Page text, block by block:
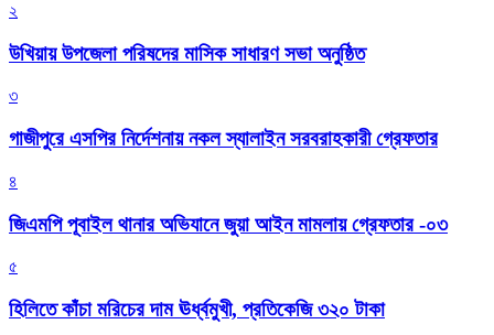
২
উখিয়ায় উপজেলা পরিষদের মাসিক সাধারণ সভা অনুষ্ঠিত
৩
গাজীপুরে এসপির নির্দেশনায় নকল স্যালাইন সরবরাহকারী গ্রেফতার
৪
জিএমপি পূবাইল থানার অভিযানে জুয়া আইন মামলায় গ্রেফতার -০৩
৫
হিলিতে কাঁচা মরিচের দাম ঊর্ধ্বমুখী, প্রতিকেজি ৩২০ টাকা